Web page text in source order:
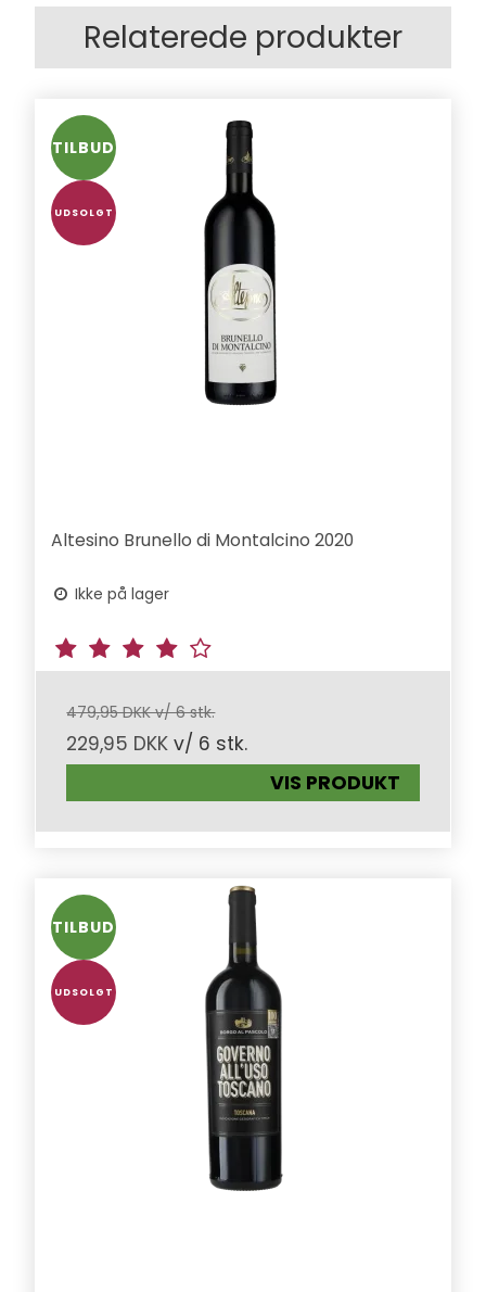
Relaterede produkter
TILBUD
UDSOLGT
Altesino Brunello di Montalcino 2020
Ikke på lager
479,95 DKK v/ 6 stk.
229,95 DKK v/ 6 stk.
VIS PRODUKT
TILBUD
UDSOLGT